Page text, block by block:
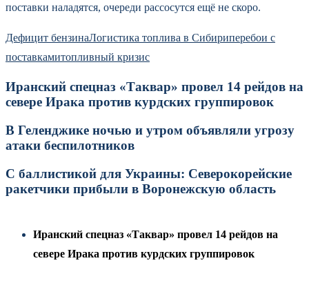
поставки наладятся, очереди рассосутся ещё не скоро.
Дефицит бензинаЛогистика топлива в Сибириперебои с
поставкамитопливный кризис
Иранский спецназ «Таквар» провел 14 рейдов на
севере Ирака против курдских группировок
В Геленджике ночью и утром объявляли угрозу
атаки беспилотников
С баллистикой для Украины: Северокорейские
ракетчики прибыли в Воронежскую область
Иранский спецназ «Таквар» провел 14 рейдов на
севере Ирака против курдских группировок